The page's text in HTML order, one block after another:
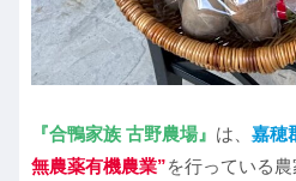
『合鴨家族 古野農場』 は、 嘉穂
無農薬有機農業”を行っている農